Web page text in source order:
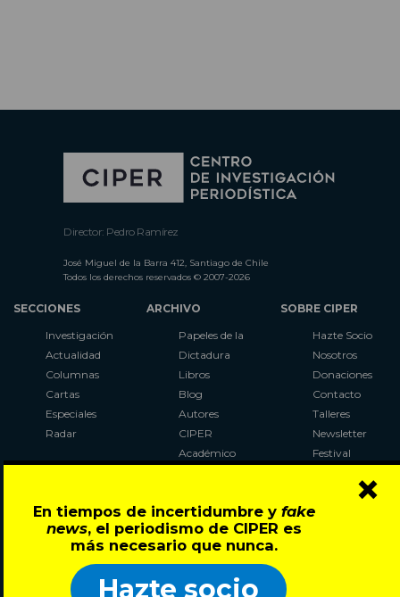
En tiempos de incertidumbre y fake
news, el periodismo de CIPER es
más necesario que nunca.
Hazte socio
×
Director: Pedro Ramírez
José Miguel de la Barra 412, Santiago de Chile
Todos los derechos reservados © 2007-2026
SECCIONES
Investigación
Actualidad
Columnas
Cartas
Especiales
Radar
ARCHIVO
Papeles de la
Dictadura
Libros
Blog
Autores
CIPER
Académico
Al Plebiscito
con CIPER
SOBRE CIPER
Hazte Socio
Nosotros
Donaciones
Contacto
Talleres
Newsletter
Festival